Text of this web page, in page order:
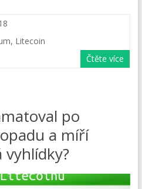
, Litecoin
Čtěte více
po
a míří